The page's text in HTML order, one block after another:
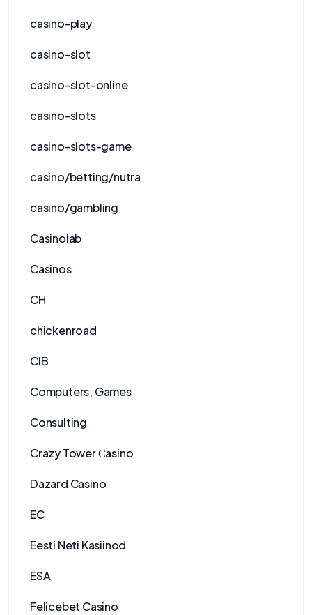
casino-play
casino-slot
casino-slot-online
casino-slots
casino-slots-game
casino/betting/nutra
casino/gambling
Casinolab
Casinos
CH
chickenroad
CIB
Computers, Games
Consulting
Crazy Tower Сasino
Dazard Casino
EC
Eesti Neti Kasiinod
ESA
Felicebet Casino